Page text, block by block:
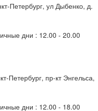
Петербург, ул Дыбенко, д.
дни : 12.00 - 20.00
Петербург, пр-кт Энгельса,
дни : 12.00 - 18.00